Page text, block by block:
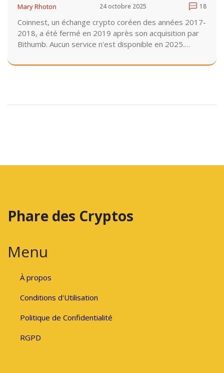
Mary Rhoton 24 octobre 2025 18
Coinnest, un échange crypto coréen des années 2017-
2018, a été fermé en 2019 après son acquisition par
Bithumb. Aucun service n'est disponible en 2025.
utiliser aujourd'hui.
Phare des Cryptos
Menu
À propos
Conditions d'Utilisation
Politique de Confidentialité
RGPD